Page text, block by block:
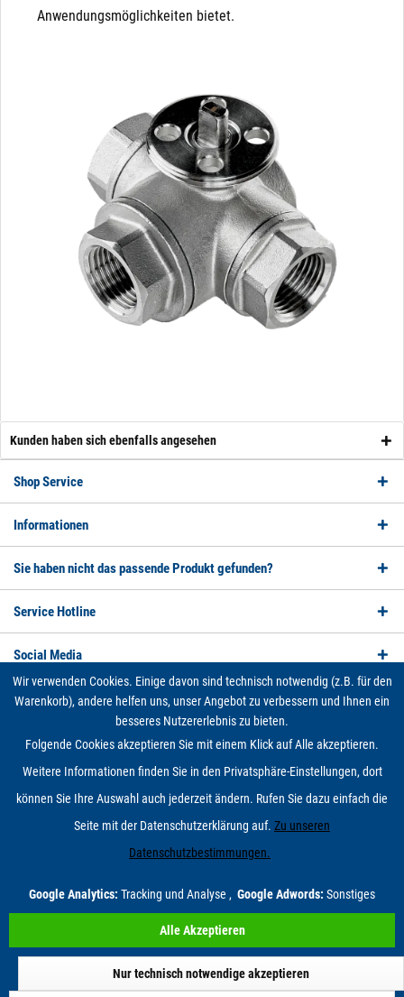
Anwendungsmöglichkeiten bietet.
Kunden haben sich ebenfalls angesehen
Shop Service
Informationen
Sie haben nicht das passende Produkt gefunden?
Service Hotline
Social Media
Unsere Zahlungsarten
Wir versenden mit
Newsletter eintragen/austragen
Versand und Zahlungsbedingungen
Widerrufsrecht
Datenschutz Impressum
* Alle Preise inkl. gesetzl. Mehrwertsteuer zzgl.Versandkosten
Wir verwenden Cookies. Einige davon sind technisch notwendig (z.B. für den
Warenkorb), andere helfen uns, unser Angebot zu verbessern und Ihnen ein
besseres Nutzererlebnis zu bieten.
Folgende Cookies akzeptieren Sie mit einem Klick auf Alle akzeptieren.
Weitere Informationen finden Sie in den Privatsphäre-Einstellungen, dort
können Sie Ihre Auswahl auch jederzeit ändern. Rufen Sie dazu einfach die
Seite mit der Datenschutzerklärung auf. Zu unseren
Datenschutzbestimmungen.
Google Analytics: Tracking und Analyse , Google Adwords: Sonstiges
Nur technisch notwendige akzeptieren
Alle Akzeptieren
Select Language▼